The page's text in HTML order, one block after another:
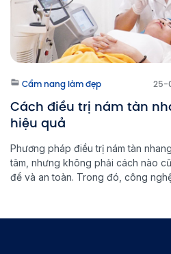
Cẩm nang làm đẹp 25-
Cách điều trị nám tàn
hiệu quả
Phương pháp điều trị nám tàn
tâm, nhưng không phải cách nào
để và an toàn. Trong đó, công